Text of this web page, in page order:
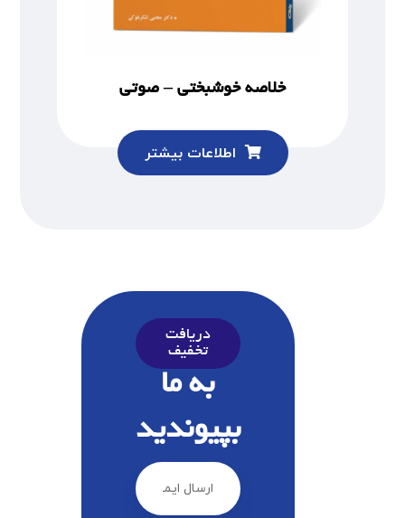
خلاصه خوشبختی – صوتی
اطلاعات بیشتر
دریافت
تخفیف
به ما
بپیوندید